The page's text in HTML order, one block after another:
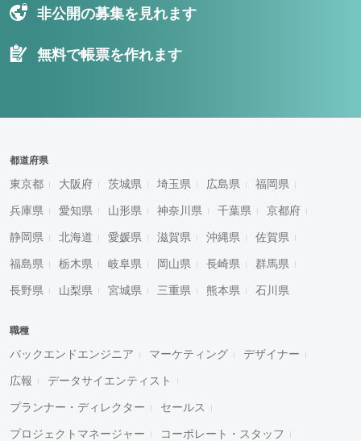
非公開の募集を見れます
無料で帳票を作れます
都道府県
東京都 大阪府 茨城県 埼玉県 広島県 福岡県
兵庫県 愛知県 山形県 神奈川県 千葉県 京都府
静岡県 北海道 愛媛県 滋賀県 沖縄県 佐賀県
福島県 栃木県 岐阜県 岡山県 長崎県 群馬県
長野県 山梨県 宮城県 三重県 熊本県 石川県
職種
バックエンドエンジニア マーケティング デザイナー
広報 データサイエンティスト
プランナー・ディレクター セールス
プロジェクトマネージャー コーポレート・スタッフ